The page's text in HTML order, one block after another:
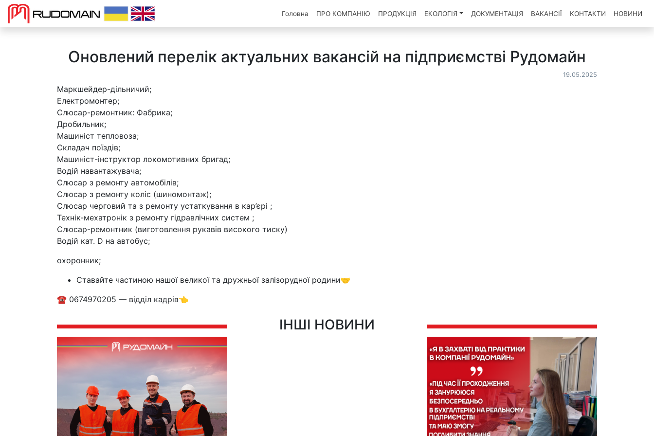
Головна ПРО КОМПАНIЮ ПРОДУКЦІЯ ЕКОЛОГІЯ ДОКУМЕНТАЦІЯ ВАКАНСІЇ КОНТАКТИ НОВИНИ
Оновлений перелік актуальних вакансій на підприємстві Рудомайн
19.05.2025
Маркшейдер-дільничий;
Електромонтер;
Слюсар-ремонтник: Фабрика;
Дробильник;
Машиніст тепловоза;
Складач поїздів;
Машиніст-інструктор локомотивних бригад;
Водій навантажувача;
Слюсар з ремонту автомобілів;
Слюсар з ремонту коліс (шиномонтаж);
Слюсар черговий та з ремонту устаткування в кар’єрі ;
Технік-мехатронік з ремонту гідравлічних систем ;
Слюсар-ремонтник (виготовлення рукавів високого тиску)
Водій кат. D на автобус;
охоронник;
Ставайте частиною нашої великої та дружньої залізорудної родини🤝
☎️ 0674970205 — відділ кадрів👈
ІНШІ НОВИНИ